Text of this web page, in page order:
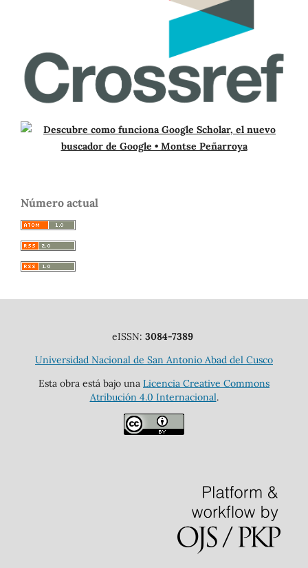
Número actual
eISSN: 3084-7389
Universidad Nacional de San Antonio Abad del Cusco
Esta obra está bajo una Licencia Creative Commons
Atribución 4.0 Internacional.